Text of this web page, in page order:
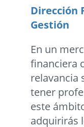
Dirección
Gestión
En un
financiera
relavancia
tener
este
adquirirás